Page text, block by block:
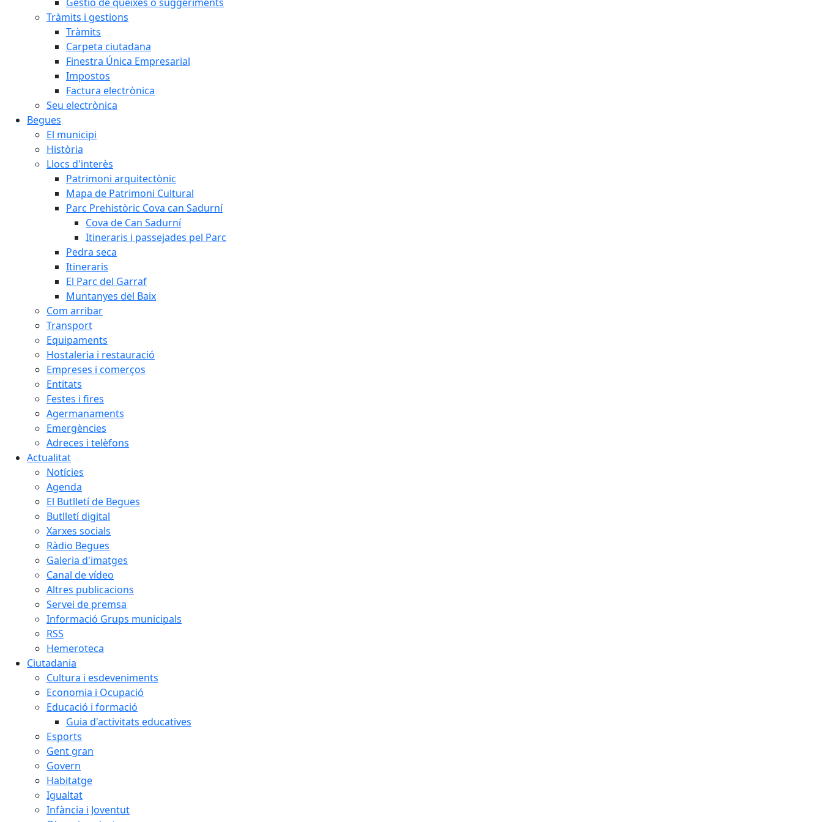
Tràmits i gestions
Tràmits
Carpeta ciutadana
Finestra Única Empresarial
Impostos
Factura electrònica
Seu electrònica
Begues
El municipi
Història
Llocs d'interès
Patrimoni arquitectònic
Mapa de Patrimoni Cultural
Parc Prehistòric Cova can Sadurní
Cova de Can Sadurní
Itineraris i passejades pel Parc
Pedra seca
Itineraris
El Parc del Garraf
Muntanyes del Baix
Com arribar
Transport
Equipaments
Hostaleria i restauració
Empreses i comerços
Entitats
Festes i fires
Agermanaments
Emergències
Adreces i telèfons
Actualitat
Notícies
Agenda
El Butlletí de Begues
Butlletí digital
Xarxes socials
Ràdio Begues
Galeria d'imatges
Canal de vídeo
Altres publicacions
Servei de premsa
Informació Grups municipals
RSS
Hemeroteca
Ciutadania
Cultura i esdeveniments
Economia i Ocupació
Educació i formació
Guia d'activitats educatives
Esports
Gent gran
Govern
Habitatge
Igualtat
Infància i Joventut